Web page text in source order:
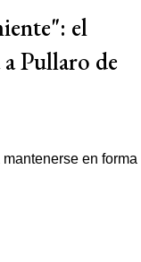
el
Pullaro de